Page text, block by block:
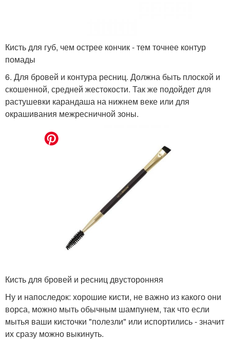
Кисть для губ, чем острее кончик - тем точнее контур
помады
6. Для бровей и контура ресниц. Должна быть плоской и
скошенной, средней жестокости. Так же подойдет для
растушевки карандаша на нижнем веке или для
окрашивания межресничной зоны.
Кисть для бровей и ресниц двусторонняя
Ну и напоследок: хорошие кисти, не важно из какого они
ворса, можно мыть обычным шампунем, так что если
мытья ваши кисточки "полезли" или испортились - значит
их сразу можно выкинуть.